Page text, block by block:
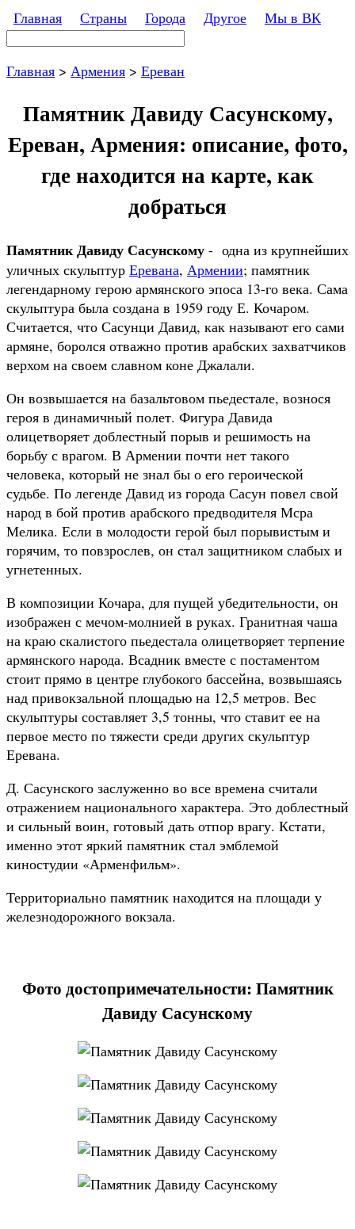
Перейти к основному содержанию
Главная Страны Города Другое Мы в ВК
Форма поиска
Поиск
Главная > Армения > Ереван
Памятник Давиду Сасунскому,
Ереван, Армения: описание, фото,
где находится на карте, как
добраться
Памятник Давиду Сасунскому - одна из крупнейших
уличных скульптур Еревана, Армении; памятник
легендарному герою армянского эпоса 13-го века. Сама
скульптура была создана в 1959 году Е. Кочаром.
Считается, что Сасунци Давид, как называют его сами
армяне, боролся отважно против арабских захватчиков
верхом на своем славном коне Джалали.
Он возвышается на базальтовом пьедестале, вознося
героя в динамичный полет. Фигура Давида
олицетворяет доблестный порыв и решимость на
борьбу с врагом. В Армении почти нет такого
человека, который не знал бы о его героической
судьбе. По легенде Давид из города Сасун повел свой
народ в бой против арабского предводителя Мсра
Мелика. Если в молодости герой был порывистым и
горячим, то повзрослев, он стал защитником слабых и
угнетенных.
В композиции Кочара, для пущей убедительности, он
изображен с мечом-молнией в руках. Гранитная чаша
на краю скалистого пьедестала олицетворяет терпение
армянского народа. Всадник вместе с постаментом
стоит прямо в центре глубокого бассейна, возвышаясь
над привокзальной площадью на 12,5 метров. Вес
скульптуры составляет 3,5 тонны, что ставит ее на
первое место по тяжести среди других скульптур
Еревана.
Д. Сасунского заслуженно во все времена считали
отражением национального характера. Это доблестный
и сильный воин, готовый дать отпор врагу. Кстати,
именно этот яркий памятник стал эмблемой
киностудии «Арменфильм».
Территориально памятник находится на площади у
железнодорожного вокзала.
Фото достопримечательности: Памятник
Давиду Сасунскому